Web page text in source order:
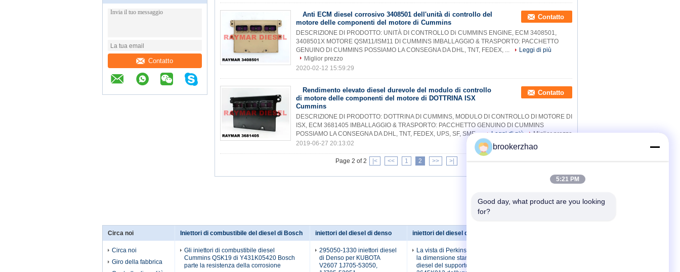
Contatto
Anti ECM diesel corrosivo 3408501 dell'unità di controllo del
motore delle componenti del motore di Cummins
Contatto
DESCRIZIONE DI PRODOTTO: UNITÀ DI CONTROLLO Di CUMMINS ENGINE, ECM 3408501,
3408501X MOTORE QSM11/ISM11 DI CUMMINS IMBALLAGGIO & TRASPORTO: PACCHETTO
GENUINO DI CUMMINS POSSIAMO LA CONSEGNA DA DHL, TNT, FEDEX, ...
Leggi di più
Miglior prezzo
2020-02-12 15:59:29
Rendimento elevato diesel durevole del modulo di controllo
di motore delle componenti del motore di DOTTRINA ISX
Cummins
Contatto
DESCRIZIONE DI PRODOTTO: DOTTRINA DI CUMMINS, MODULO DI CONTROLLO DI MOTORE DI
ISX, ECM 3681405 IMBALLAGGIO & TRASPORTO: PACCHETTO GENUINO DI CUMMINS
POSSIAMO LA CONSEGNA DA DHL, TNT, FEDEX, UPS, SF, SME ...
Leggi di più
Miglior prezzo
2019-06-27 20:13:02
Page 2 of 2 |< << 1 2 >> >|
Circa noi
Circa noi
Giro della fabbrica
Iniettori di combustibile del diesel di Bosch
Gli iniettori di combustibile diesel
Cummins QSK19 di Y431K05420 Bosch
parte la resistenza della corrosione
iniettori del diesel di denso
295050-1330 iniettori diesel
di Denso per KUBOTA
V2607 1J705-53050,
iniettori del diesel di Delfi
La vista di Perkins ha usato
la dimensione standard
diesel del supporto
brookerzhao
5:21 PM
Good day, what product are you looking
for?